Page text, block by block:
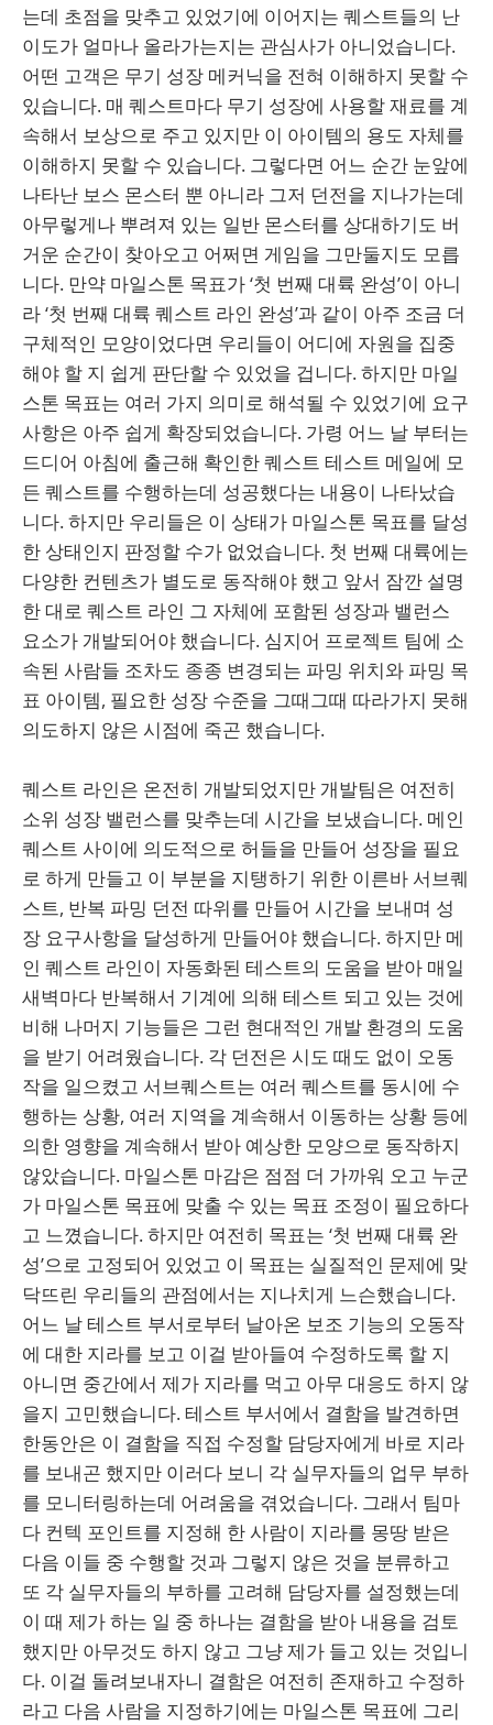
는데 초점을 맞추고 있었기에 이어지는 퀘스트들의 난
이도가 얼마나 올라가는지는 관심사가 아니었습니다.
어떤 고객은 무기 성장 메커닉을 전혀 이해하지 못할 수
있습니다. 매 퀘스트마다 무기 성장에 사용할 재료를 계
속해서 보상으로 주고 있지만 이 아이템의 용도 자체를
이해하지 못할 수 있습니다. 그렇다면 어느 순간 눈앞에
나타난 보스 몬스터 뿐 아니라 그저 던전을 지나가는데
아무렇게나 뿌려져 있는 일반 몬스터를 상대하기도 버
거운 순간이 찾아오고 어쩌면 게임을 그만둘지도 모릅
니다. 만약 마일스톤 목표가 ‘첫 번째 대륙 완성’이 아니
라 ‘첫 번째 대륙 퀘스트 라인 완성’과 같이 아주 조금 더
구체적인 모양이었다면 우리들이 어디에 자원을 집중
해야 할 지 쉽게 판단할 수 있었을 겁니다. 하지만 마일
스톤 목표는 여러 가지 의미로 해석될 수 있었기에 요구
사항은 아주 쉽게 확장되었습니다. 가령 어느 날 부터는
드디어 아침에 출근해 확인한 퀘스트 테스트 메일에 모
든 퀘스트를 수행하는데 성공했다는 내용이 나타났습
니다. 하지만 우리들은 이 상태가 마일스톤 목표를 달성
한 상태인지 판정할 수가 없었습니다. 첫 번째 대륙에는
다양한 컨텐츠가 별도로 동작해야 했고 앞서 잠깐 설명
한 대로 퀘스트 라인 그 자체에 포함된 성장과 밸런스
요소가 개발되어야 했습니다. 심지어 프로젝트 팀에 소
속된 사람들 조차도 종종 변경되는 파밍 위치와 파밍 목
표 아이템, 필요한 성장 수준을 그때그때 따라가지 못해
의도하지 않은 시점에 죽곤 했습니다.
퀘스트 라인은 온전히 개발되었지만 개발팀은 여전히
소위 성장 밸런스를 맞추는데 시간을 보냈습니다. 메인
퀘스트 사이에 의도적으로 허들을 만들어 성장을 필요
로 하게 만들고 이 부분을 지탱하기 위한 이른바 서브퀘
스트, 반복 파밍 던전 따위를 만들어 시간을 보내며 성
장 요구사항을 달성하게 만들어야 했습니다. 하지만 메
인 퀘스트 라인이 자동화된 테스트의 도움을 받아 매일
새벽마다 반복해서 기계에 의해 테스트 되고 있는 것에
비해 나머지 기능들은 그런 현대적인 개발 환경의 도움
을 받기 어려웠습니다. 각 던전은 시도 때도 없이 오동
작을 일으켰고 서브퀘스트는 여러 퀘스트를 동시에 수
행하는 상황, 여러 지역을 계속해서 이동하는 상황 등에
의한 영향을 계속해서 받아 예상한 모양으로 동작하지
않았습니다. 마일스톤 마감은 점점 더 가까워 오고 누군
가 마일스톤 목표에 맞출 수 있는 목표 조정이 필요하다
고 느꼈습니다. 하지만 여전히 목표는 ‘첫 번째 대륙 완
성’으로 고정되어 있었고 이 목표는 실질적인 문제에 맞
닥뜨린 우리들의 관점에서는 지나치게 느슨했습니다.
어느 날 테스트 부서로부터 날아온 보조 기능의 오동작
에 대한 지라를 보고 이걸 받아들여 수정하도록 할 지
아니면 중간에서 제가 지라를 먹고 아무 대응도 하지 않
을지 고민했습니다. 테스트 부서에서 결함을 발견하면
한동안은 이 결함을 직접 수정할 담당자에게 바로 지라
를 보내곤 했지만 이러다 보니 각 실무자들의 업무 부하
를 모니터링하는데 어려움을 겪었습니다. 그래서 팀마
다 컨텍 포인트를 지정해 한 사람이 지라를 몽땅 받은
다음 이들 중 수행할 것과 그렇지 않은 것을 분류하고
또 각 실무자들의 부하를 고려해 담당자를 설정했는데
이 때 제가 하는 일 중 하나는 결함을 받아 내용을 검토
했지만 아무것도 하지 않고 그냥 제가 들고 있는 것입니
다. 이걸 돌려보내자니 결함은 여전히 존재하고 수정하
라고 다음 사람을 지정하기에는 마일스톤 목표에 그리